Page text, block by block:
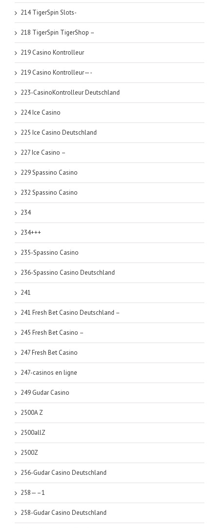
214 TigerSpin Slots-
218 TigerSpin TigerShop –
219 Casino Kontrolleur
219 Casino Kontrolleur—-
223-CasinoKontrolleur Deutschland
224 Ice Casino
225 Ice Casino Deutschland
227 Ice Casino –
229 Spassino Casino
232 Spassino Casino
234
234+++
235-Spassino Casino
236-Spassino Casino Deutschland
241
241 Fresh Bet Casino Deutschland –
245 Fresh Bet Casino –
247 Fresh Bet Casino
247-casinos en ligne
249 Gudar Casino
2500A Z
2500allZ
2500Z
256-Gudar Casino Deutschland
258—–1
258-Gudar Casino Deutschland